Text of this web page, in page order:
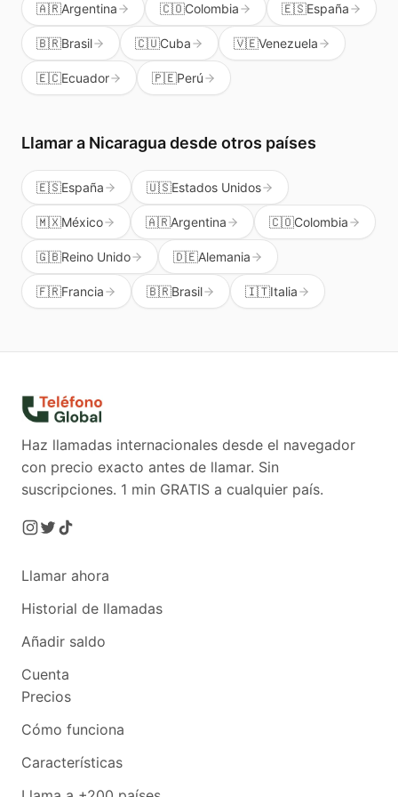
🇦🇷Argentina 🇨🇴Colombia 🇪🇸España
🇧🇷Brasil 🇨🇺Cuba 🇻🇪Venezuela
🇪🇨Ecuador 🇵🇪Perú
Llamar a Nicaraguadesde otros países
🇪🇸España 🇺🇸Estados Unidos
🇲🇽México 🇦🇷Argentina 🇨🇴Colombia
🇬🇧Reino Unido 🇩🇪Alemania
🇫🇷Francia 🇧🇷Brasil 🇮🇹Italia
Haz llamadas internacionales desde el navegador
con precio exacto antes de llamar. Sin
suscripciones. 1 min GRATIS a cualquier país.
Llamar ahora
Historial de llamadas
Añadir saldo
Cuenta
Precios
Cómo funciona
Características